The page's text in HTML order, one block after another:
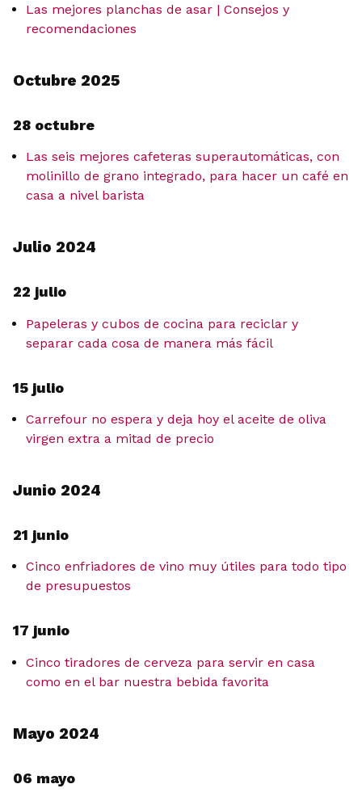
Las mejores planchas de asar | Consejos y
recomendaciones
Octubre 2025
28 octubre
Las seis mejores cafeteras superautomáticas, con
molinillo de grano integrado, para hacer un café en
casa a nivel barista
Julio 2024
22 julio
Papeleras y cubos de cocina para reciclar y
separar cada cosa de manera más fácil
15 julio
Carrefour no espera y deja hoy el aceite de oliva
virgen extra a mitad de precio
Junio 2024
21 junio
Cinco enfriadores de vino muy útiles para todo tipo
de presupuestos
17 junio
Cinco tiradores de cerveza para servir en casa
como en el bar nuestra bebida favorita
Mayo 2024
06 mayo